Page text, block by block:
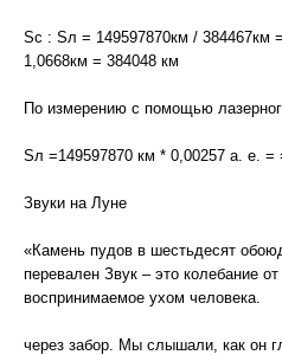
Sс : Sл = 149597870км / 384467км
1,0668км = 384048 км
По измерению с помощью
Sл =149597870 км * 0,00257 а. е. =
Звуки на Луне
«Камень пудов в шестьдесят
перевален Звук – это колебание
воспринимаемое ухом человека.
через забор. Мы слышали, как он